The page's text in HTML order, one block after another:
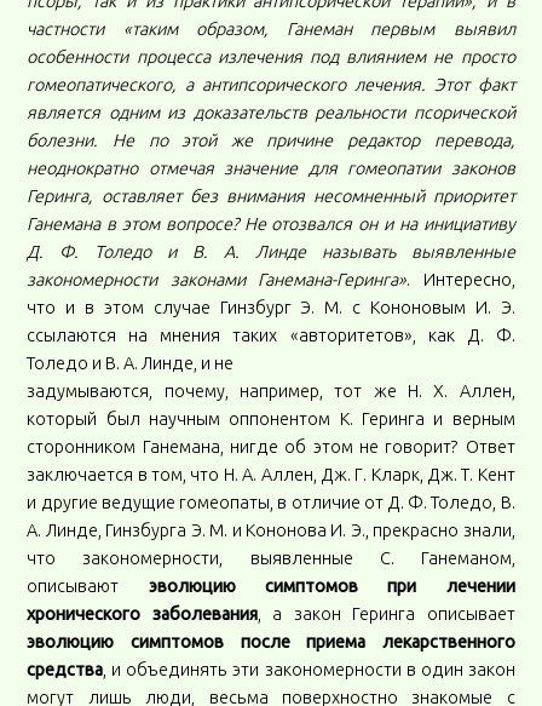
частности «таким образом, Ганеман первым выявил
особенности процесса излечения под влиянием не просто
гомеопатического, а антипсорического лечения. Этот факт
является одним из доказательств реальности псорической
болезни. Не по этой же причине редактор перевода,
неоднократно отмечая значение для гомеопатии законов
Геринга, оставляет без внимания несомненный приоритет
Ганемана в этом вопросе? Не отозвался он и на инициативу
Д. Ф. Толедо и В. А. Линде называть выявленные
закономерности законами Ганемана-Геринга». Интересно,
что и в этом случае Гинзбург Э. М. с Кононовым И. Э.
ссылаются на мнения таких «авторитетов», как Д. Ф.
Толедо и В. А. Линде, и не
задумываются, почему, например, тот же Н. Х. Аллен,
который был научным оппонентом К. Геринга и верным
сторонником Ганемана, нигде об этом не говорит? Ответ
заключается в том, что Н. А. Аллен, Дж. Г. Кларк, Дж. Т. Кент
и другие ведущие гомеопаты, в отличие от Д. Ф. Толедо, В.
А. Линде, Гинзбурга Э. М. и Кононова И. Э., прекрасно знали,
что закономерности, выявленные С. Ганеманом,
описывают эволюцию симптомов при лечении
хронического заболевания, а закон Геринга описывает
эволюцию симптомов после приема лекарственного
средства , и объединять эти закономерности в один закон
могут лишь люди, весьма поверхностно знакомые с